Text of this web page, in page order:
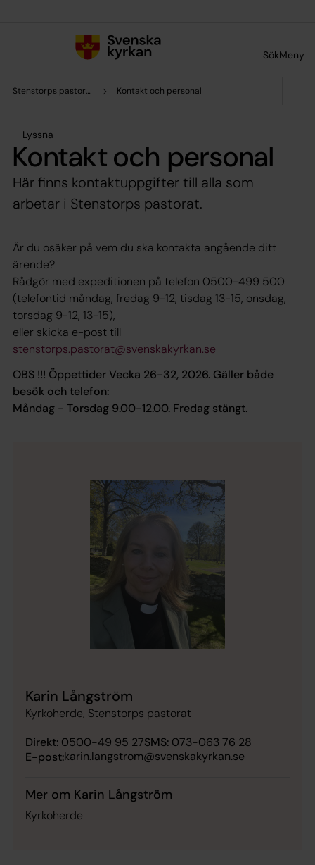
SökMeny
Stenstorps pastorat Kontakt och personal
Lyssna
Kontakt och personal
Här finns kontaktuppgifter till alla som
arbetar i Stenstorps pastorat.
Är du osäker på vem du ska kontakta angående ditt
ärende?
Rådgör med expeditionen på telefon 0500-499 500
(telefontid måndag, fredag 9-12, tisdag 13-15, onsdag,
torsdag 9-12, 13-15),
eller skicka e-post till
stenstorps.pastorat@svenskakyrkan.se
OBS !!! Öppettider Vecka 26-32, 2026. Gäller både
besök och telefon:
Måndag - Torsdag 9.00-12.00. Fredag stängt.
Karin Långström
Kyrkoherde, Stenstorps pastorat
Direkt: 0500-49 95 27SMS: 073-063 76 28
E-post:karin.langstrom@svenskakyrkan.se
Mer om Karin Långström
Kyrkoherde